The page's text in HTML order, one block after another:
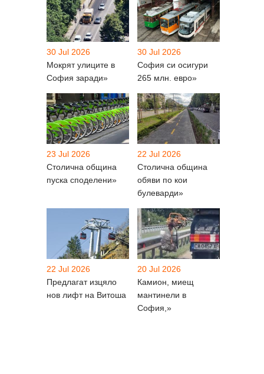
30 Jul 2026
Мокрят улиците в
София заради»
30 Jul 2026
София си осигури
265 млн. евро»
23 Jul 2026
Столична община
пуска споделени»
22 Jul 2026
Столична община
обяви по кои
булеварди»
22 Jul 2026
Предлагат изцяло
нов лифт на Витоша
20 Jul 2026
Камион, миещ
мантинели в
София,»